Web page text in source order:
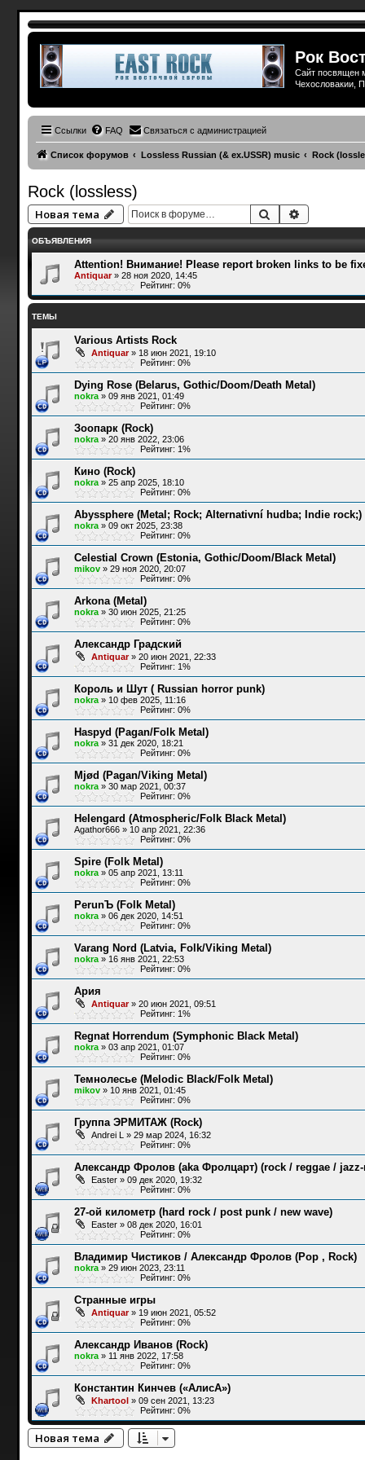
Рок
Сайт посвящен
Чехословакии,
Ссылки FAQ Связаться с администрацией
Список форумов Lossless Russian (& ex.USSR) music Rock
Rock (lossless)
Новая тема Поиск
ОБЪЯВЛЕНИЯ
Attention! Внимание! Please report broken links to be
Antiquar» 28 ноя 2020, 14:45
Рейтинг: 0%
ТЕМЫ
Various Artists Rock
Antiquar» 18 июн 2021, 19:10
Рейтинг: 0%
Dying Rose (Belarus, Gothic/Doom/Death Metal)
nokra» 09 янв 2021, 01:49
Рейтинг: 0%
Зоопарк (Rock)
nokra» 20 янв 2022, 23:06
Рейтинг: 1%
Кино (Rock)
nokra» 25 апр 2025, 18:10
Рейтинг: 0%
Abyssphere (Metal; Rock; Alternativní hudba; Indie rock;)
nokra» 09 окт 2025, 23:38
Рейтинг: 0%
Celestial Crown (Estonia, Gothic/Doom/Black Metal)
mikov» 29 ноя 2020, 20:07
Рейтинг: 0%
Arkona (Metal)
nokra» 30 июн 2025, 21:25
Рейтинг: 0%
Александр Градский
Antiquar» 20 июн 2021, 22:33
Рейтинг: 1%
Король и Шут ( Russian horror punk)
nokra» 10 фев 2025, 11:16
Рейтинг: 0%
Haspyd (Pagan/Folk Metal)
nokra» 31 дек 2020, 18:21
Рейтинг: 0%
Mjød (Pagan/Viking Metal)
nokra» 30 мар 2021, 00:37
Рейтинг: 0%
Helengard (Atmospheric/Folk Black Metal)
Agathor666» 10 апр 2021, 22:36
Рейтинг: 0%
Spire (Folk Metal)
nokra» 05 апр 2021, 13:11
Рейтинг: 0%
PerunЪ (Folk Metal)
nokra» 06 дек 2020, 14:51
Рейтинг: 0%
Varang Nord (Latvia, Folk/Viking Metal)
nokra» 16 янв 2021, 22:53
Рейтинг: 0%
Ария
Antiquar» 20 июн 2021, 09:51
Рейтинг: 1%
Regnat Horrendum (Symphonic Black Metal)
nokra» 03 апр 2021, 01:07
Рейтинг: 0%
Темнолесье (Melodic Black/Folk Metal)
mikov» 10 янв 2021, 01:45
Рейтинг: 0%
Группа ЭРМИТАЖ (Rock)
Andrei L » 29 мар 2024, 16:32
Рейтинг: 0%
Александр Фролов (aka Фролцарт) (rock / reggae /
Easter» 09 дек 2020, 19:32
Рейтинг: 0%
27-ой километр (hard rock / post punk / new wave)
Easter» 08 дек 2020, 16:01
Рейтинг: 0%
Владимир Чистиков / Александр Фролов (Pop , Rock)
nokra» 29 июн 2023, 23:11
Рейтинг: 0%
Странные игры
Antiquar» 19 июн 2021, 05:52
Рейтинг: 0%
Александр Иванов (Rock)
nokra» 11 янв 2022, 17:58
Рейтинг: 0%
Константин Кинчев («АлисА»)
Khartool» 09 сен 2021, 13:23
Рейтинг: 0%
Новая тема